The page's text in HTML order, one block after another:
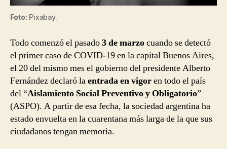
Foto: Pixabay.
Todo comenzó el pasado3 de marzocuando se detectó
el primer caso de COVID-19 en la capital Buenos Aires,
el 20 del mismo mes el gobierno del presidente Alberto
Fernández declaró laentrada en vigoren todo el país
del “Aislamiento Social Preventivo y Obligatorio”
(ASPO). A partir de esa fecha, la sociedad argentina ha
estado envuelta en la cuarentana más larga de la que sus
ciudadanos tengan memoria.